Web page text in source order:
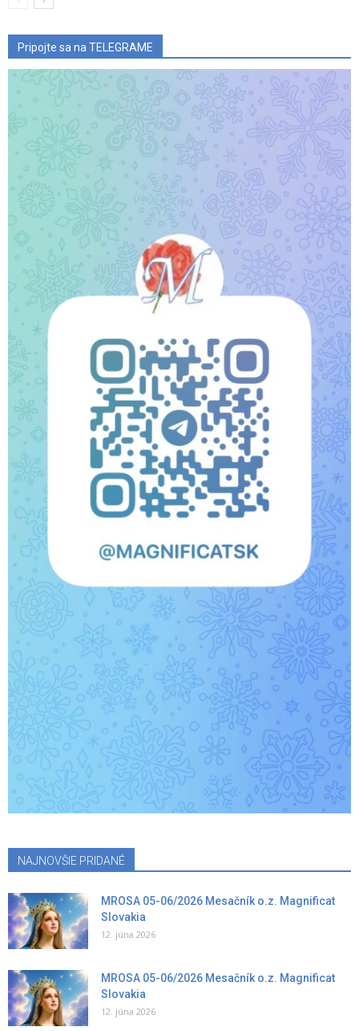
Pripojte sa na TELEGRAME
NAJNOVŠIE PRIDANÉ
MROSA 05-06/2026 Mesačník o.z. Magnificat
Slovakia
12. júna 2026
MROSA 05-06/2026 Mesačník o.z. Magnificat
Slovakia
12. júna 2026